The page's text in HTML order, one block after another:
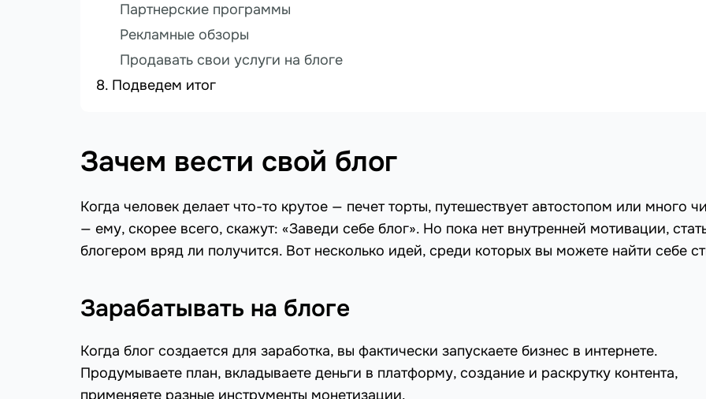
Партнерские программы
Рекламные обзоры
Продавать свои услуги на блоге
Подведем итог
Зачем вести свой блог
Когда человек делает что-то крутое — печет торты, путешествует автостопом или много
— ему, скорее всего, скажут: «Заведи себе блог». Но пока нет внутренней мотивации,
блогером вряд ли получится. Вот несколько идей, среди которых вы можете найти себе
Зарабатывать на блоге
Когда блог создается для заработка, вы фактически запускаете бизнес в интернете.
Продумываете план, вкладываете деньги в платформу, создание и раскрутку контента,
применяете разные инструменты монетизации.